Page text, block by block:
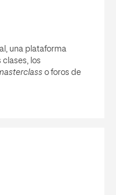
una plataforma
los
o foros de